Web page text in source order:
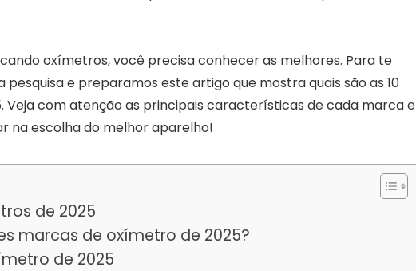
oxímetros, você precisa conhecer as melhores. Para te
pesquisa e preparamos este artigo que mostra quais são as 10
Veja com atenção as principais características de cada marca e
na escolha do melhor aparelho!
de 2025
marcas de oxímetro de 2025?
de 2025